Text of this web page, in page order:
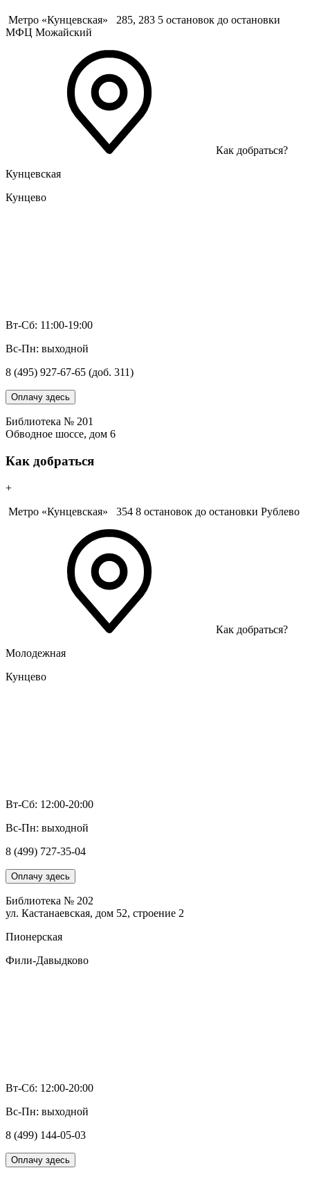
Метро «Кунцевская»
285, 283 5 остановок до остановки
МФЦ Можайский
Как добраться?
Кунцевская
Кунцево
Вт-Сб: 11:00-19:00
Вс-Пн: выходной
8 (495) 927-67-65 (доб. 311)
Оплачу здесь
Библиотека № 201
Обводное шоссе, дом 6
Как добраться
+
Метро «Кунцевская»
354 8 остановок до остановки Рублево
Как добраться?
Молодежная
Кунцево
Вт-Сб: 12:00-20:00
Вс-Пн: выходной
8 (499) 727-35-04
Оплачу здесь
Библиотека № 202
ул. Кастанаевская, дом 52, строение 2
Пионерская
Фили-Давыдково
Вт-Сб: 12:00-20:00
Вс-Пн: выходной
8 (499) 144-05-03
Оплачу здесь